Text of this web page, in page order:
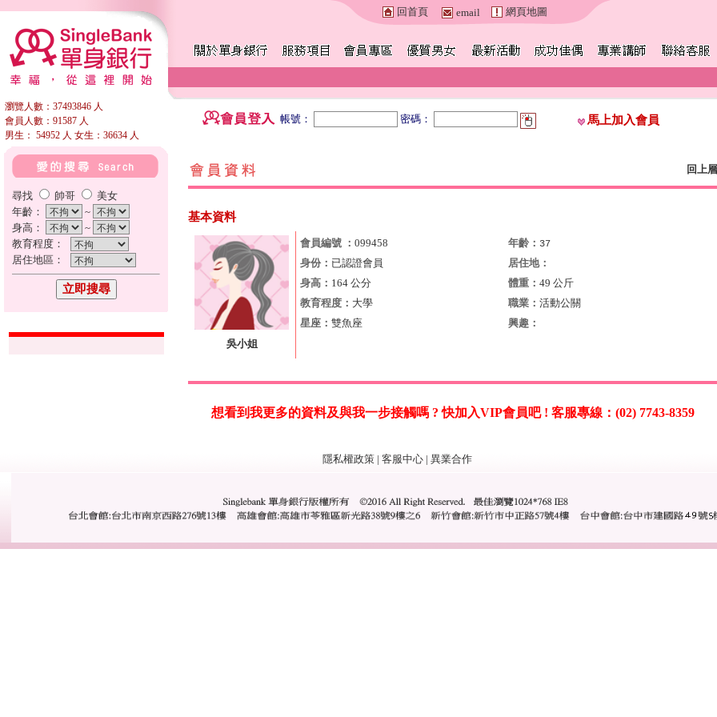
回首頁 email 網頁地圖
瀏覽人數：37493846 人
會員人數：91587 人
男生： 54952 人 女生：36634 人
帳號： 密碼： 馬上加入會員
尋找 帥哥
美女
年齡：
~
身高：
~
教育程度：
居住地區：
回上層
基本資料
吳小姐
會員編號 ： 099458 年齡： 37
身份： 已認證會員
居住地：
身高： 164 公分 體重： 49 公斤
教育程度： 大學 職業： 活動公關
星座： 雙魚座 興趣：
想看到我更多的資料及與我一步接觸嗎 ? 快加入VIP會員吧 ! 客服專線：(02) 7743-8359
隱私權政策 | 客服中心 | 異業合作